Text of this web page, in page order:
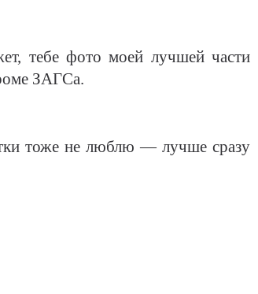
тебе фото моей лучшей части
ЗАГСа.
тоже не люблю — лучше сразу